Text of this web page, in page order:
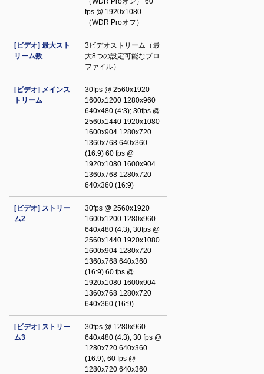
fps @ 1920x1080
（WDR Proオフ）
[ビデオ] 最大スト
リーム数
3ビデオストリーム（最
大8つの設定可能なプロ
ファイル）
[ビデオ] メインス
トリーム
30fps @ 2560x1920
1600x1200 1280x960
640x480 (4:3); 30fps @
2560x1440 1920x1080
1600x904 1280x720
1360x768 640x360
(16:9) 60 fps @
1920x1080 1600x904
1360x768 1280x720
640x360 (16:9)
[ビデオ] ストリー
ム2
30fps @ 2560x1920
1600x1200 1280x960
640x480 (4:3); 30fps @
2560x1440 1920x1080
1600x904 1280x720
1360x768 640x360
(16:9) 60 fps @
1920x1080 1600x904
1360x768 1280x720
640x360 (16:9)
[ビデオ] ストリー
ム3
30fps @ 1280x960
640x480 (4:3); 30 fps @
1280x720 640x360
(16:9); 60 fps @
1280x720 640x360